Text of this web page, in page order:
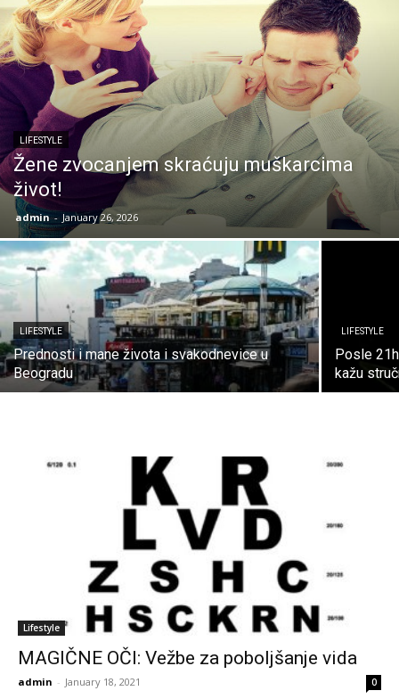
LIFESTYLE
Žene zvocanjem skraćuju muškarcima
život!
admin - January 26, 2026
LIFESTYLE
Prednosti i mane života i svakodnevice u
Beogradu
LIFESTYLE
Posle
kažu
Lifestyle
MAGIČNE OČI: Vežbe za poboljšanje vida
admin - January 18, 2021 0